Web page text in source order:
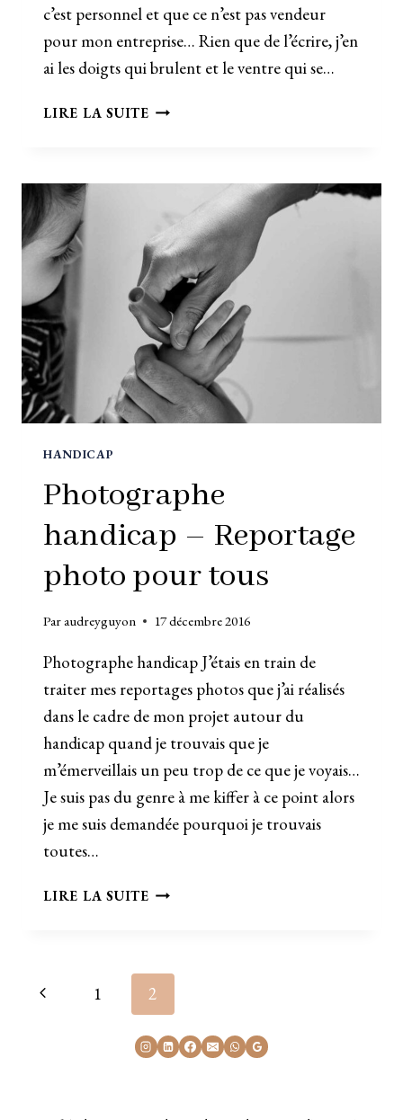
c’est personnel et que ce n’est pas vendeur
pour mon entreprise… Rien que de l’écrire, j’en
ai les doigts qui brulent et le ventre qui se…
LIRE LA SUITEREPORTAGE
PHOTOGRAPHE
HANDICAP
HANDICAP
Photographe
handicap – Reportage
photo pour tous
Paraudreyguyon 17 décembre 2016
Photographe handicap J’étais en train de
traiter mes reportages photos que j’ai réalisés
dans le cadre de mon projet autour du
handicap quand je trouvais que je
m’émerveillais un peu trop de ce que je voyais…
Je suis pas du genre à me kiffer à ce point alors
je me suis demandée pourquoi je trouvais
toutes…
LIRE LA SUITEPHOTOGRAPHE
PHOTO
POUR
Navigation
Page
1 2